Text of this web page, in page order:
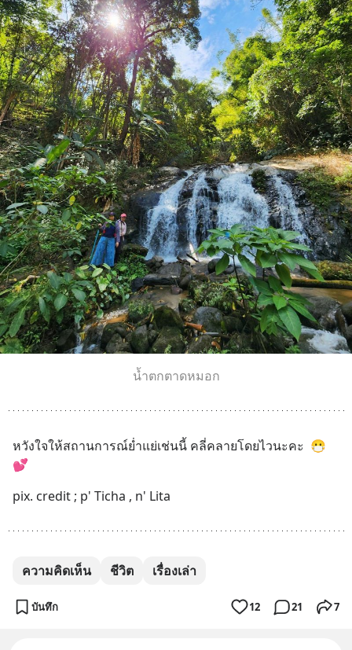
น้ำตกตาดหมอก
หวังใจให้สถานการณ์ย่ำแย่เช่นนี้ คลี่คลายโดยไวนะคะ  😷
💕
pix. credit ; p' Ticha , n' Lita
ความคิดเห็น ชีวิต เรื่องเล่า
บันทึก 12 21 7